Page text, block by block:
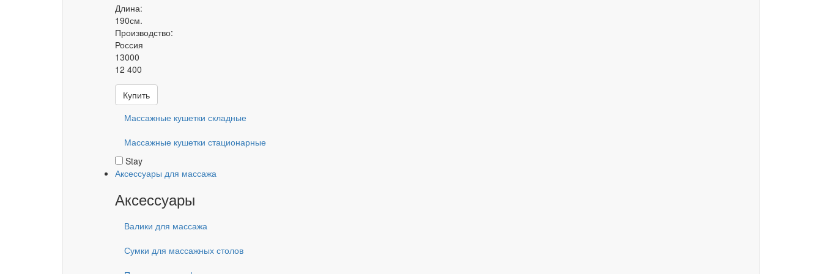
Длина:
190см.
Производство:
Россия
13000
12 400
Купить
Массажные кушетки складные
Массажные кушетки стационарные
Stay
Аксессуары для массажа
Аксессуары
Валики для массажа
Сумки для массажных столов